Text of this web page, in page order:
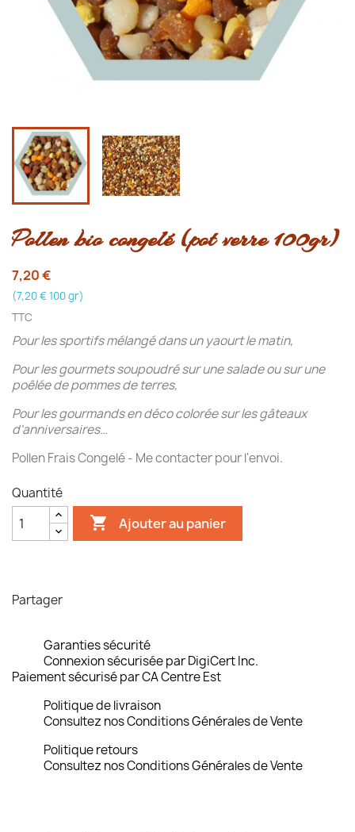
Pollen bio congelé (pot verre 100gr)
7,20 €
(7,20 € 100 gr)
TTC
Pour les sportifs mélangé dans un yaourt le matin,
Pour les gourmets soupoudré sur une salade ou sur une
poêlée de pommes de terres,
Pour les gourmands en déco colorée sur les gâteaux
d'anniversaires…
Pollen Frais Congelé - Me contacter pour l'envoi.
Quantité
 Ajouter au panier
Partager
Garanties sécurité
Connexion sécurisée par DigiCert Inc.
Paiement sécurisé par CA Centre Est
Politique de livraison
Consultez nos Conditions Générales de Vente
Politique retours
Consultez nos Conditions Générales de Vente